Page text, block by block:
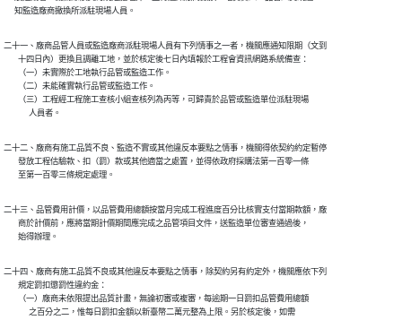
      知監造廠商撤換所派駐現場人員。
二十一、廠商品管人員或監造廠商派駐現場人員有下列情事之一者，機關應通知限期（文到
        十四日內）更換且調離工地，並於核定後七日內填報於工程會資訊網路系統備查：
        （一）未實際於工地執行品管或監造工作。
        （二）未能確實執行品管或監造工作。
        （三）工程經工程施工查核小組查核列為丙等，可歸責於品管或監造單位派駐現場
              人員者。
二十二、廠商有施工品質不良、監造不實或其他違反本要點之情事，機關得依契約約定暫停
        發放工程估驗款、扣（罰）款或其他適當之處置，並得依政府採購法第一百零一條
        至第一百零三條規定處理。
二十三、品管費用計價，以品管費用總額按當月完成工程進度百分比核實支付當期款額，廠
        商於計價前，應將當期計價期間應完成之品管項目文件，送監造單位審查通過後，
        始得辦理。
二十四、廠商有施工品質不良或其他違反本要點之情事，除契約另有約定外，機關應依下列
        規定罰扣懲罰性違約金：
        （一）廠商未依限提出品質計畫，無論初審或複審，每逾期一日罰扣品管費用總額
              之百分之二，惟每日罰扣金額以新臺幣二萬元整為上限。另於核定後，如需